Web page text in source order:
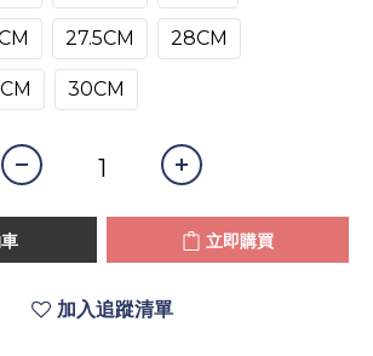
27.5CM 28CM
30CM
立即購買
加入追蹤清單